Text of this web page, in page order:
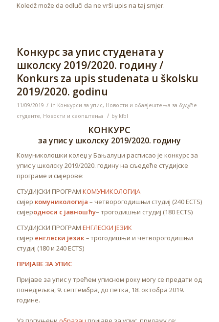
Koledž može da odluči da ne vrši upis na taj smjer.
Конкурс за упис студената у
школску 2019/2020. годину /
Konkurs za upis studenata u školsku
2019/2020. godinu
11/09/2019 / in Конкурси за упис, Новости и обавјештења за будуће
студенте, Новости и саопштења / by kfbl
КОНКУРС
за упис у школску 2019/2020. годину
Комуниколошки колеџ у Бањалуци расписао је конкурс за
упис у школску 2019/2020. годину на сљедеће студијске
програме и смјерове:
СТУДИЈСКИ ПРОГРАМ КОМУНИКОЛОГИЈА
смјер комуникологија – четворогодишњи студиј (240 ECTS)
смјеродноси с јавношћу– трогодишњи студиј (180 ECTS)
СТУДИЈСКИ ПРОГРАМ ЕНГЛЕСКИ ЈЕЗИК
смјер енглески језик –трогодишњи и четворогодишњи
студиј (180 и 240 ECTS)
ПРИЈАВЕ ЗА УПИС
Пријаве за упис у трећем уписном року могу се предати од
понедјељка, 9. септембра, до петка, 18. октобра 2019.
године.